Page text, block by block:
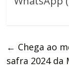
← Chega ao
safra 2024 da